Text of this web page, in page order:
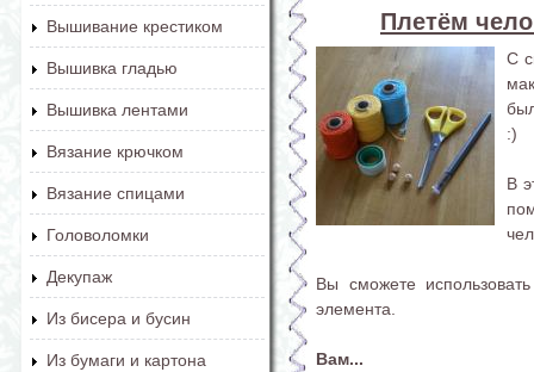
Вышивание крестиком
Вышивка гладью
Вышивка лентами
Вязание крючком
Вязание спицами
Головоломки
Декупаж
Из бисера и бусин
Из бумаги и картона
Плетём
С
:)
В
Вы сможете
элемента.
Вам...